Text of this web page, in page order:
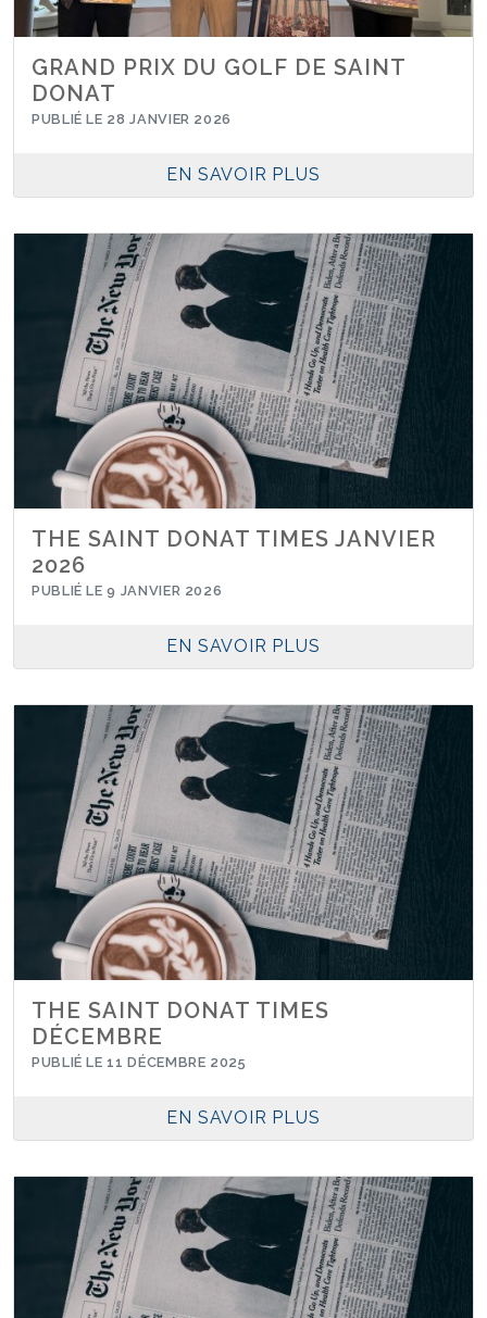
GRAND PRIX DU GOLF DE SAINT
DONAT
PUBLIÉ LE 28 JANVIER 2026
EN SAVOIR PLUS
THE SAINT DONAT TIMES JANVIER
2026
PUBLIÉ LE 9 JANVIER 2026
EN SAVOIR PLUS
THE SAINT DONAT TIMES
DÉCEMBRE
PUBLIÉ LE 11 DÉCEMBRE 2025
EN SAVOIR PLUS